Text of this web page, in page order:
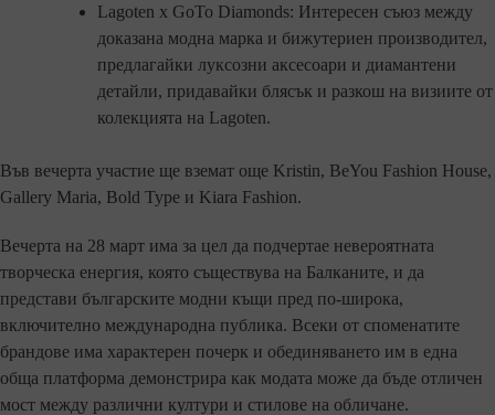
Lagoten x GoTo Diamonds: Интересен съюз между
доказана модна марка и бижутериен производител,
предлагайки луксозни аксесоари и диамантени
детайли, придавайки блясък и разкош на визиите от
колекцията на Lagoten.
Във вечерта участие ще вземат още Kristin, BeYou Fashion House,
Gallery Maria, Bold Type и Kiara Fashion.
Вечерта на 28 март има за цел да подчертае невероятната
творческа енергия, която съществува на Балканите, и да
представи българските модни къщи пред по-широка,
включително международна публика. Всеки от споменатите
брандове има характерен почерк и обединяването им в една
обща платформа демонстрира как модата може да бъде отличен
мост между различни култури и стилове на обличане.